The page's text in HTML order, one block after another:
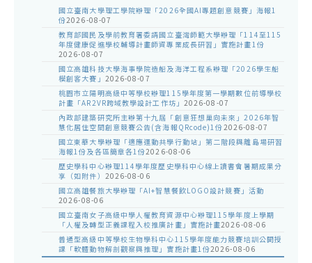
國立臺南大學理工學院辦理「2026全國AI專題創意競賽」海報1
份2026-08-07
教育部國民及學前教育署委請國立臺灣師範大學辦理「114至115
年度健康促進學校輔導計畫師資專業成長研習」實施計畫1份
2026-08-07
國立高雄科技大學海事學院造船及海洋工程系辦理「2026學生船
模創客大賽」 2026-08-07
桃園市立陽明高級中等學校辦理115學年度第一學期數位前導學校
計畫「AR2VR跨域教學設計工作坊」 2026-08-07
內政部建築研究所主辦第十九屆「創意狂想巢向未來」2026年智
慧化居住空間創意競賽公告(含海報QRcode)1份2026-08-07
國立東華大學辦理「適應運動共學行動站」第二階段與離島場研習
海報1份及各區簡章各1份2026-08-06
歷史學科中心辦理114學年度歷史學科中心線上讀書會暑期成果分
享（如附件） 2026-08-06
國立高雄餐旅大學辦理「AI+智慧餐飲LOGO設計競賽」活動
2026-08-06
國立臺南女子高級中學人權教育資源中心辦理115學年度上學期
「人權及轉型正義課程入校推廣計畫」實施計畫2026-08-06
普通型高級中等學校生物學科中心115學年度能力競賽培訓公開授
課「軟體動物解剖觀察與推理」實施計畫1份2026-08-06